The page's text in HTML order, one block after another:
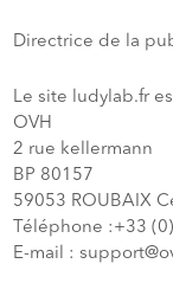
Directrice de la
Le site ludylab.fr
OVH
2 rue kellermann
BP 80157
59053 ROUBAIX
Téléphone :+33
E-mail :